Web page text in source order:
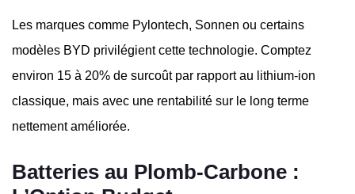
Les marques comme Pylontech, Sonnen ou certains
modèles BYD privilégient cette technologie. Comptez
environ 15 à 20% de surcoût par rapport au lithium-ion
classique, mais avec une rentabilité sur le long terme
nettement améliorée.
Batteries au Plomb-Carbone :